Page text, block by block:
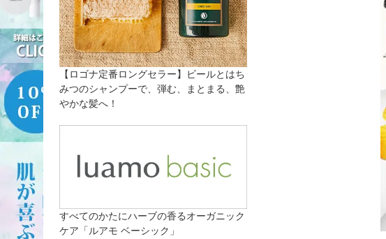
【ロゴナ定番ロングセラー】ビールとはち
みつのシャンプーで、弾む、まとまる、艶
やかな髪へ！
すべてのかたにハーブの香るオーガニック
ケア「ルアモ ベーシック」